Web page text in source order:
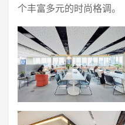
个丰富多元的时尚格调。